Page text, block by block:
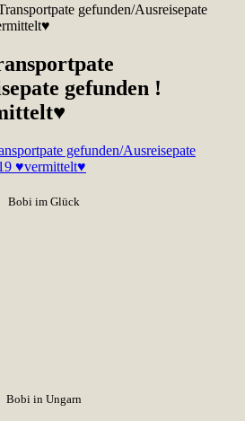
gefunden/Ausreisepate
gefunden !
Bobi im Glück
Bobi in Ungarn